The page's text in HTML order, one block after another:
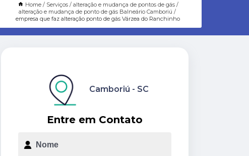
Home Serviços
alteração e mudança de pontos de gás
alteração e mudança de ponto de gás Balneário Camboriú
empresa que faz alteração ponto de gás Várzea do Ranchinho
Entre em Contato
Camboriú - SC